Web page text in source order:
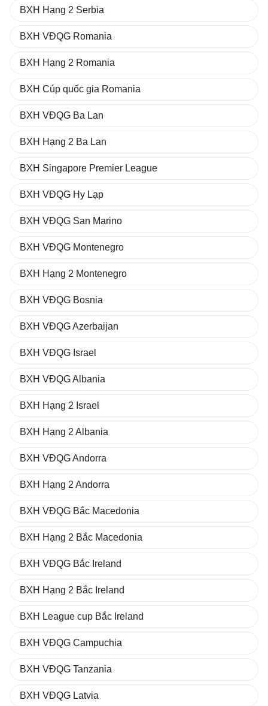
BXH Hạng 2 Serbia
BXH VĐQG Romania
BXH Hạng 2 Romania
BXH Cúp quốc gia Romania
BXH VĐQG Ba Lan
BXH Hạng 2 Ba Lan
BXH Singapore Premier League
BXH VĐQG Hy Lạp
BXH VĐQG San Marino
BXH VĐQG Montenegro
BXH Hạng 2 Montenegro
BXH VĐQG Bosnia
BXH VĐQG Azerbaijan
BXH VĐQG Israel
BXH VĐQG Albania
BXH Hạng 2 Israel
BXH Hạng 2 Albania
BXH VĐQG Andorra
BXH Hạng 2 Andorra
BXH VĐQG Bắc Macedonia
BXH Hạng 2 Bắc Macedonia
BXH VĐQG Bắc Ireland
BXH Hạng 2 Bắc Ireland
BXH League cup Bắc Ireland
BXH VĐQG Campuchia
BXH VĐQG Tanzania
BXH VĐQG Latvia